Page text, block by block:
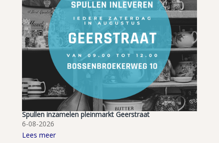
Spullen inzamelen pleinmarkt Geerstraat
6-08-2026
Lees meer